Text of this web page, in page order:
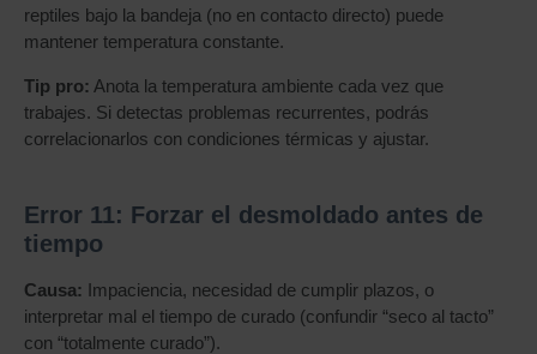
reptiles bajo la bandeja (no en contacto directo) puede
mantener temperatura constante.
Tip pro: Anota la temperatura ambiente cada vez que
trabajes. Si detectas problemas recurrentes, podrás
correlacionarlos con condiciones térmicas y ajustar.
Error 11: Forzar el desmoldado antes de
tiempo
Causa: Impaciencia, necesidad de cumplir plazos, o
interpretar mal el tiempo de curado (confundir “seco al tacto”
con “totalmente curado”).